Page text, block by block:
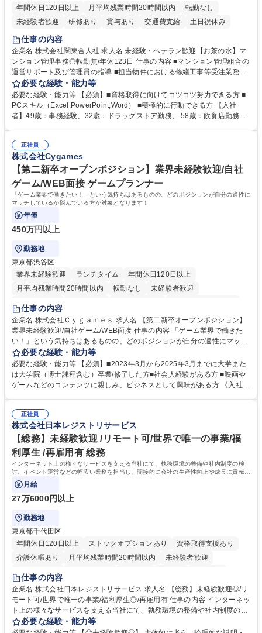
年間休日120日以上
月平均残業時間20時間以内
転勤なし
未経験者歓迎
研修あり 賞与あり 交通費支給 土日祝休み
仕事の内容
企業名 株式会社関東合人社 求人名 未経験・ベテラン歓迎【お茶の水】マ
ンション管理事務◎転勤無/年休123日 仕事の内容 ■マンション管理組合の
運営サポート及び管理員の指導 ■担当物件における修繕工事等受注業務 ■
事務所内での事務業務等 ★異業界からの転職者が多数活躍しています
【年収補足】532万円 ＋別途インセンティヴで平均約100万円/年（昨年度
実績） ＋管理業務主任者資格手当50,000円/月 ★親会社である株式会社合
人社計画研究所社のグループ会社として、質の高いサービスと適性価格を
無/年休123日
必要な経験・能力等
必要な経験・能力等 【必須】■資格取得に向けてコツコツ努力できる方 ■
PCスキル（Excel,PowerPoint,Word） ■積極的に行動できる方 【入社
者】49歳：事務経験、32歳：ドラッグストア勤務、 58歳：飲食店勤務
得出来ております！ 【魅力】■フレックス制度、未経験からでも下限年収
を一律支給！ ■管理業務主任者資格取得後には50,000円/月の手当あり！
学歴・資格 学歴：大学院 大学 高専 短大 専修学校 高校 語学力： 資格：第
一種運転免許普通自動車
正社員
株式会社Cygames
【第二新卒オープンポジション】業界未経験歓迎/自社
ゲーム/WEB面接 ゲームプランナー
「ゲーム業界で働きたい！」という気持ちはあるものの、どのポジションが自分の適性に
マッチしているか悩んでいる方が対象となります！
年俸
450万円以上
勤務地
東京都渋谷区
業界未経験歓迎
ランチタイム
年間休日120日以上
月平均残業時間20時間以内
転勤なし
未経験者歓迎
住宅手当あり
交通費支給
土日祝休み 服装自由 昼食補助あり
第二新卒歓迎
食事補助あり
仕事の内容
企業名 株式会社Ｃｙｇａｍｅｓ 求人名 【第二新卒オープンポジション】
業界未経験歓迎/自社ゲーム/WEB面接 仕事の内容 「ゲーム業界で働きた
い！」という気持ちはあるものの、どのポジションが自分の適性にマッチ
しているか悩んでいる方が対象となります！ 総合職（プランナー/データ
アナリストなど）、技術職（開発エンジニ ア/インフラエンジニアな
ど）、デザイン職（デザイナー/イラストレ ーターなど）等から、面接で
ご希望と適正にマッチしたポジションをご案内いたします。ゲームやエン
のご応募をお待ちしております。 募集職種 【第二新卒オープンポジショ
ン】業界未経験歓迎/自社ゲーム/WEB面接
必要な経験・能力等
必要な経験・能力等 【必須】■2023年3月から2025年3月までに大学また
は大学院（博士課程含む）卒業/修了した方■社会人経験がある方 ■映画や
ゲームなどのコンテンツに親しみ、ビジネスとして興味がある方 《入社実
正社員
株式会社日本レジストリサービス
【総務】未経験歓迎 /リモート可/世界で唯一の事業/福
利厚生 /再雇用有 総務
インターネット上の様々なサービスを支える当社にて、執務環境の整備や社内制度の検
討、イベント運営などの幅広い業務を担当し、間接的に会社の生産性向上や成長に貢献し
ている部署です。
月給
27万6000円以上
勤務地
東京都千代田区
年間休日120日以上
ストックオプションあり
資格取得支援あり
介護休暇あり
月平均残業時間20時間以内
未経験者歓迎
住宅手当あり
完全週休2日制
交通費支給 駅近5分以内 土日祝休み 服装自由
仕事の内容
企業名 株式会社日本レジストリサービス 求人名 【総務】未経験歓迎◎/リ
モート可/世界で唯一の事業/福利厚生◎/再雇用有 仕事の内容 インターネッ
ト上の様々なサービスを支える当社にて、執務環境の整備や社内制度の検
討、イベント運営などの幅広い業務を担当し、間接的に会社の生産性向上
や成長に貢献している部署です。 会社の全メンバーが安心して長く成果を
必要な経験・能力等